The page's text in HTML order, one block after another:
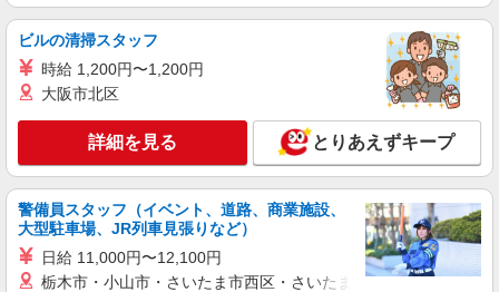
福岡県福岡市博多区那珂6丁目23-1 ららぽー
と福岡
キープ 詳細を見る
パート
エルーラ
アルバイト・パート：時給1,100円
福岡県福岡市博多区那珂6丁目23-1 ららぽー
と福岡
ビルの清掃スタッフ
時給 1,200円〜1,200円
大阪市北区
詳細を見る とりあえずキープ
警備員スタッフ（イベント、道路、商業施設、
大型駐車場、JR列車見張りなど）
日給 11,000円〜12,100円
栃木市・小山市・さいたま市西区・さいたま市岩槻区・久喜市・